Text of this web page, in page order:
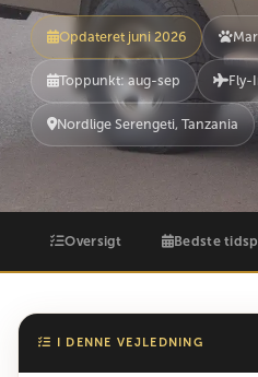
Opdateret juni 2026
Toppunkt: aug-sep Fly-
Nordlige Serengeti, Tanzania
Oversigt Bedste
I DENNE VEJLEDNING